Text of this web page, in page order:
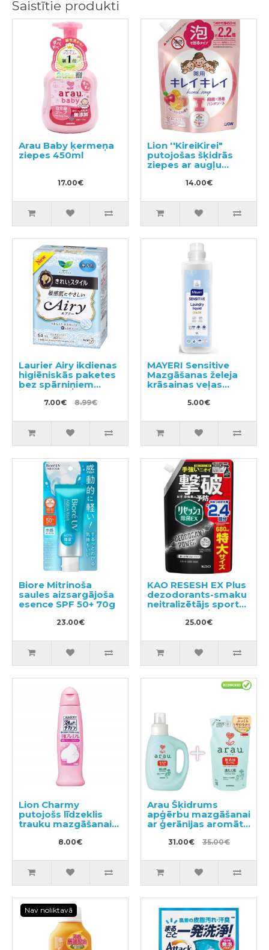
Saistītie produkti
Arau Baby ķermeņa
ziepes 450ml
17.00€
Lion ''KireiKirei"
putojošas šķidrās
ziepes ar augļu
aromātu, pildviela
14.00€
Laurier Airy ikdienas
higiēniskās paketes
bez spārniņiem
jūtīgai ādai 14cm
54gab7.00€ 8.99€
MAYERI Sensitive
Mazgāšanas želeja
krāsainas veļas
mazgāšanai 1l
5.00€
Biore Mitrinoša
saules aizsargājoša
esence SPF 50+ 70g
23.00€
KAO RESESH EX Plus
dezodorants-smaku
neitralizētājs sporta
un darba apģērbam,
pildviela 680ml
25.00€
Lion Charmy
putojošs līdzeklis
trauku mazgāšanai
ar mežrozīšu
aromātu 240ml
8.00€
Arau Šķidrums
apģērbu mazgāšanai
ar ģerānijas aromātu
1200ml + pildviela
1000ml
31.00€ 35.00€
Nav noliktavā